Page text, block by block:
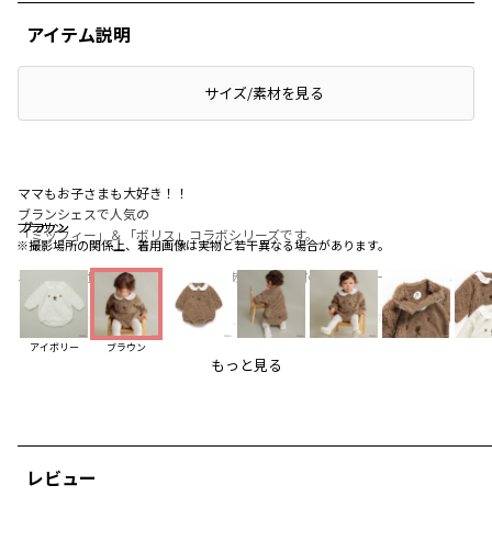
ブラウン
※撮影場所の関係上、着用画像は実物と若干異なる場合があります。
ブラウン
ブラウン
アイボリー ブラウン
レビュー
アイテム説明
サイズ/素材を見る
ママもお子さまも大好き！！
ブランシェスで人気の
「ミッフィー」＆「ボリス」コラボシリーズです。
ふわもこのボアがほっこり温かみのあるボア素材のカバーオールが登場しま
した！
やや短毛に仕上げつつ、ふっくらとしたボリュームも持たせています。
コロンとした丸みのあるシルエットで
ココロくすぐるデザインポイントになっていて
もっと見る